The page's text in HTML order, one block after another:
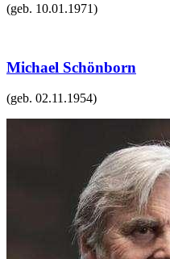
(geb. 10.01.1971)
Michael Schönborn
(geb. 02.11.1954)